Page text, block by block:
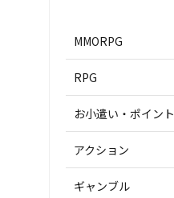
MMORPG
RPG
お小遣い・ポイント
アクション
ギャンブル